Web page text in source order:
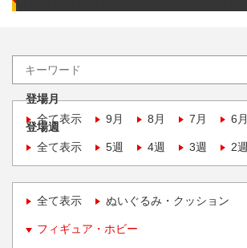
登場月
全て表示
9月 8月 7月 6月
登場週
全て表示
5週 4週 3週 2週
全て表示 ぬいぐるみ・クッション
フィギュア・ホビー